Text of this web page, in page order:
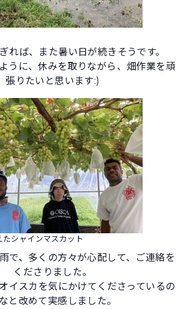
れば、また暑い日が続きそうです。
うに、休みを取りながら、畑作業を頑
張りたいと思います:)
たシャインマスカット
で、多くの方々が心配して、ご連絡を
くださりました。
イスカを気にかけてくださっているの
と改めて実感しました。